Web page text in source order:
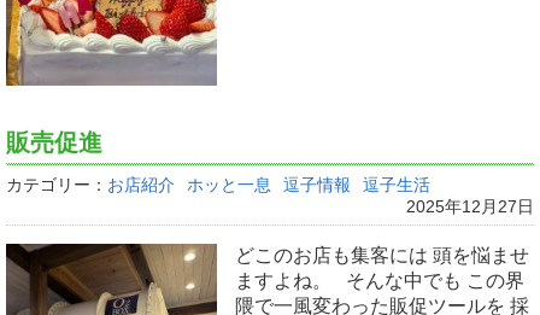
販売促進
カテゴリー： お店紹介 ホッと一息 逗子情報
逗子生活
2025年12月27日
どこのお店も集客には 頭を悩ませ
ますよね。 そんな中でも この界
隈で一風変わった販促ツールを 採